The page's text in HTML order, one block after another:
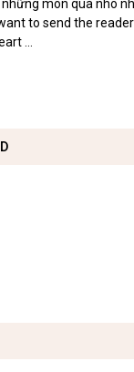
món quà nho
to send the
...